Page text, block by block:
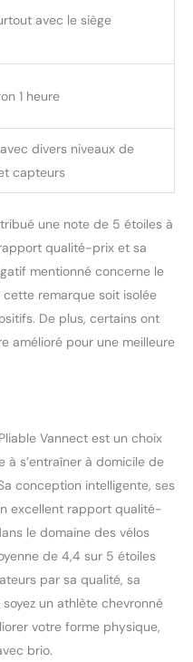
dossier est équipé
arrière
fabriqué avec
pour
En
avec le
réglable et la
trouver la
d'exercice la plus
Cette
offre un
prolongées,
permettant de vous
pour offrir une
utilisateur
et intuitive. Grâce
de poulie
il est facile à
et à ranger
n'est pas utilisé.
pouvez profiter d'un
sans
et ensuite
facilement dans
avec le siège
1 heure
divers niveaux de
capteurs
une note de 5 étoiles à
qualité-prix et sa
mentionné concerne le
remarque soit isolée
De plus, certains ont
amélioré pour une meilleure
Vannect est un choix
s’entraîner à domicile de
conception intelligente, ses
excellent rapport qualité-
le domaine des vélos
de 4,4 sur 5 étoiles
par sa qualité, sa
un athlète chevronné
votre forme physique,
brio.